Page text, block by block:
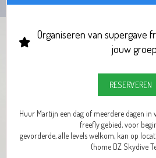
Organiseren van supergave
jouw
RESERVEREN
Huur Martijn een dag of meerdere dagen in
freefly gebied, voor
gevorderde, alle levels welkom, kan op
(home DZ Skydive